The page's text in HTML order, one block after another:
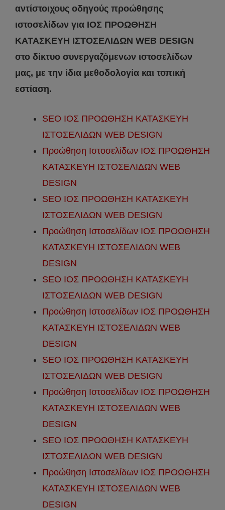
αντίστοιχους οδηγούς προώθησης
ιστοσελίδων για ΙΟΣ ΠΡΟΩΘΗΣΗ
ΚΑΤΑΣΚΕΥΗ ΙΣΤΟΣΕΛΙΔΩΝ WEB DESIGN
στο δίκτυο συνεργαζόμενων ιστοσελίδων
μας, με την ίδια μεθοδολογία και τοπική
εστίαση.
SEO ΙΟΣ ΠΡΟΩΘΗΣΗ ΚΑΤΑΣΚΕΥΗ
ΙΣΤΟΣΕΛΙΔΩΝ WEB DESIGN
Προώθηση Ιστοσελίδων ΙΟΣ ΠΡΟΩΘΗΣΗ
ΚΑΤΑΣΚΕΥΗ ΙΣΤΟΣΕΛΙΔΩΝ WEB
DESIGN
SEO ΙΟΣ ΠΡΟΩΘΗΣΗ ΚΑΤΑΣΚΕΥΗ
ΙΣΤΟΣΕΛΙΔΩΝ WEB DESIGN
Προώθηση Ιστοσελίδων ΙΟΣ ΠΡΟΩΘΗΣΗ
ΚΑΤΑΣΚΕΥΗ ΙΣΤΟΣΕΛΙΔΩΝ WEB
DESIGN
SEO ΙΟΣ ΠΡΟΩΘΗΣΗ ΚΑΤΑΣΚΕΥΗ
ΙΣΤΟΣΕΛΙΔΩΝ WEB DESIGN
Προώθηση Ιστοσελίδων ΙΟΣ ΠΡΟΩΘΗΣΗ
ΚΑΤΑΣΚΕΥΗ ΙΣΤΟΣΕΛΙΔΩΝ WEB
DESIGN
SEO ΙΟΣ ΠΡΟΩΘΗΣΗ ΚΑΤΑΣΚΕΥΗ
ΙΣΤΟΣΕΛΙΔΩΝ WEB DESIGN
Προώθηση Ιστοσελίδων ΙΟΣ ΠΡΟΩΘΗΣΗ
ΚΑΤΑΣΚΕΥΗ ΙΣΤΟΣΕΛΙΔΩΝ WEB
DESIGN
SEO ΙΟΣ ΠΡΟΩΘΗΣΗ ΚΑΤΑΣΚΕΥΗ
ΙΣΤΟΣΕΛΙΔΩΝ WEB DESIGN
Προώθηση Ιστοσελίδων ΙΟΣ ΠΡΟΩΘΗΣΗ
ΚΑΤΑΣΚΕΥΗ ΙΣΤΟΣΕΛΙΔΩΝ WEB
DESIGN